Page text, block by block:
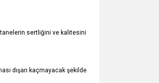
tanelerin sertliğini ve kalitesini
dışarı kaçmayacak şekilde